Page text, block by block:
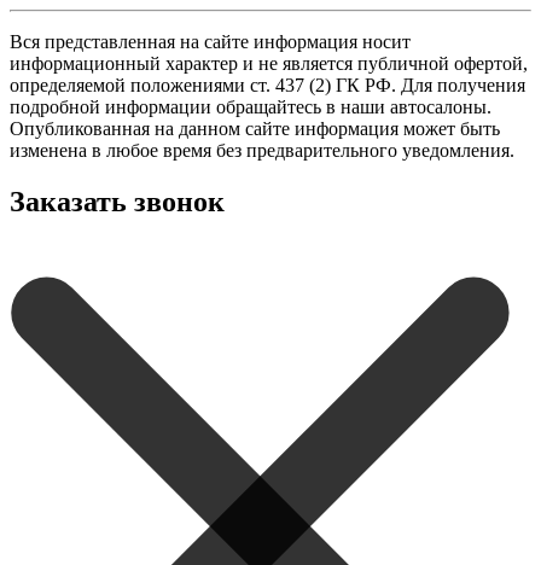
Вся представленная на сайте информация носит
информационный характер и не является публичной офертой,
определяемой положениями ст. 437 (2) ГК РФ. Для получения
подробной информации обращайтесь в наши автосалоны.
Опубликованная на данном сайте информация может быть
изменена в любое время без предварительного уведомления.
Заказать звонок